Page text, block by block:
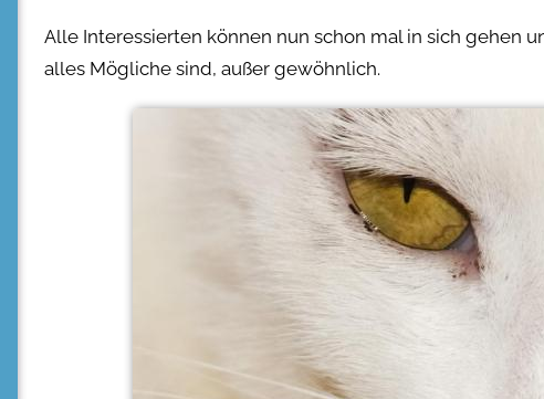
Alle Interessierten können nun schon mal in sich gehen
alles Mögliche sind, außer gewöhnlich.